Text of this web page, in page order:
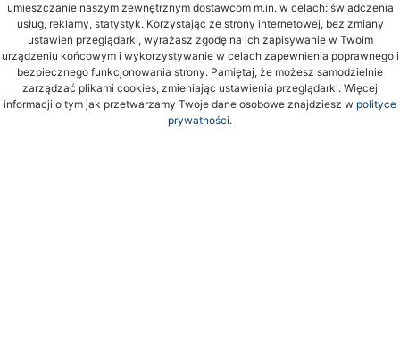
umieszczanie naszym zewnętrznym dostawcom m.in. w celach: świadczenia
usług, reklamy, statystyk. Korzystając ze strony internetowej, bez zmiany
ustawień przeglądarki, wyrażasz zgodę na ich zapisywanie w Twoim
urządzeniu końcowym i wykorzystywanie w celach zapewnienia poprawnego i
bezpiecznego funkcjonowania strony. Pamiętaj, że możesz samodzielnie
zarządzać plikami cookies, zmieniając ustawienia przeglądarki. Więcej
informacji o tym jak przetwarzamy Twoje dane osobowe znajdziesz w polityce
prywatności.